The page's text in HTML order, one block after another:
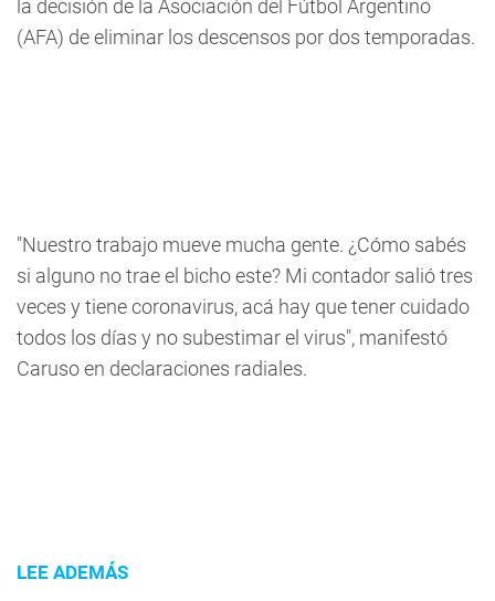
la decisión de la Asociación del Fútbol Argentino
(AFA) de eliminar los descensos por dos temporadas.
"Nuestro trabajo mueve mucha gente. ¿Cómo sabés
si alguno no trae el bicho este? Mi contador salió tres
veces y tiene coronavirus, acá hay que tener cuidado
todos los días y no subestimar el virus", manifestó
Caruso en declaraciones radiales.
LEE ADEMÁS